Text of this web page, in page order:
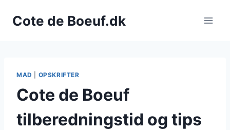
Cote de Boeuf.dk
MAD OPSKRIFTER
Cote de Boeuf
tilberedningstid og tips